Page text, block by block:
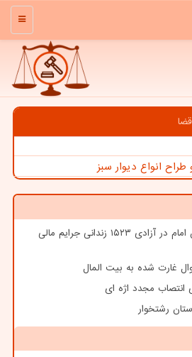
منو
انواع دیوار سبز
مشارکت ستاد اجرائی فرمان امام در آزادی ۱۵۲۳ زندانی جرایم مالی
انتصاب مجدد اژه ای
رشتخوار